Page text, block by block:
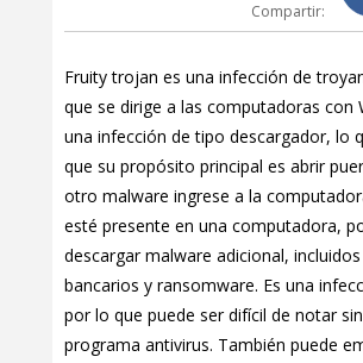
Compartir:
Fruity trojan es una infección de
que se dirige a las computadoras con
una infección de tipo descargador, lo
que su propósito principal es abrir
otro malware ingrese a la
esté presente en una computadora,
descargar malware adicional,
bancarios y ransomware. Es una
por lo que puede ser difícil de notar
programa antivirus. También puede